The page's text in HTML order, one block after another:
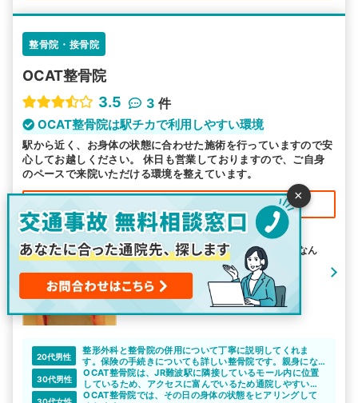
整骨院・接骨院
OCAT整骨院
3.5
3 件
OCAT整骨院は駅チカで利用しやすい環境
駅から近く、お身体の状態に合わせた施術を行っていますので安
心してお越しください。 休日も営業しておりますので、ご自身
のペースで来院いただける環境を整えています。
住所：大阪府大阪市浪速区湊町1−4−1
最寄り駅： ＪＲ難波駅 / 大阪難波駅 / なん
ば駅
アクセス：ＪＲ難波駅から徒歩1分
駐車場：無
20代男性
整形外科と整骨院の併用について丁寧に説明してくれま
す。保険の手続きについても詳しい整骨院です。親身にな
って相談にのってくれるので、頼りになりますね。
30代男性
OCAT整骨院は、JR難波駅に隣接しているモール内に位置
しているため、アクセスに富んでいるため通院しやすいと
思います。
OCAT整骨院では、その日の身体の状態をヒアリングして
×